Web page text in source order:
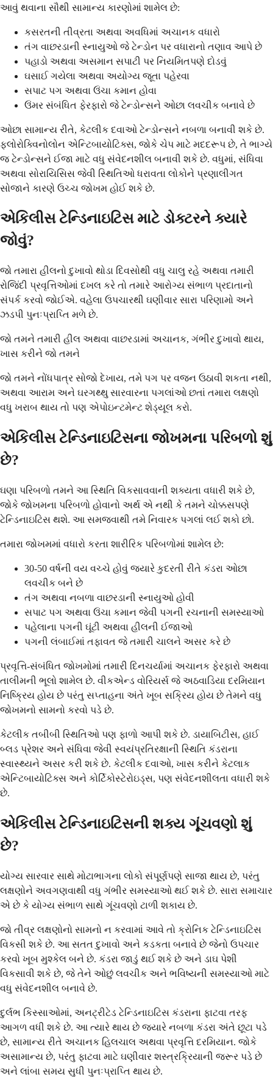
આવું થવાના સૌથી સામાન્ય કારણોમાં શામેલ છે:
કસરતની તીવ્રતા અથવા અવધિમાં અચાનક વધારો
તંગ વાછરડાની સ્નાયુઓ જે ટેન્ડોન પર વધારાનો તણાવ આપે છે
પહાડો અથવા અસમાન સપાટી પર નિયમિતપણે દોડવું
ઘસાઈ ગયેલા અથવા અયોગ્ય જૂતા પહેરવા
સપાટ પગ અથવા ઉંચા કમાન હોવા
ઉંમર સંબંધિત ફેરફારો જે ટેન્ડોન્સને ઓછા લવચીક બનાવે છે
ઓછા સામાન્ય રીતે, કેટલીક દવાઓ ટેન્ડોન્સને નબળા બનાવી શકે છે.
ફ્લોરોક્વિનોલોન એન્ટિબાયોટિક્સ, જોકે ચેપ માટે મદદરૂપ છે, તે ભાગ્યે
જ ટેન્ડોન્સને ઈજા માટે વધુ સંવેદનશીલ બનાવી શકે છે. વધુમાં, સંધિવા
અથવા સોરાયિસિસ જેવી સ્થિતિઓ ધરાવતા લોકોને પ્રણાલીગત
સોજાને કારણે ઉચ્ચ જોખમ હોઈ શકે છે.
એકિલીસ ટેન્ડિનાઇટિસ માટે ડોક્ટરને ક્યારે
જોવું?
જો તમારા હીલનો દુખાવો થોડા દિવસોથી વધુ ચાલુ રહે અથવા તમારી
રોજિંદી પ્રવૃત્તિઓમાં દખલ કરે તો તમારે આરોગ્ય સંભાળ પ્રદાતાનો
સંપર્ક કરવો જોઈએ. વહેલા ઉપચારથી ઘણીવાર સારા પરિણામો અને
ઝડપી પુનઃપ્રાપ્તિ મળે છે.
જો તમને તમારી હીલ અથવા વાછરડામાં અચાનક, ગંભીર દુખાવો થાય,
ખાસ કરીને જો તમને
જો તમને નોંધપાત્ર સોજો દેખાય, તમે પગ પર વજન ઉઠાવી શકતા નથી,
અથવા આરામ અને ઘરગથ્થુ સારવારના પગલાંઓ છતાં તમારા લક્ષણો
વધુ ખરાબ થાય તો પણ એપોઇન્ટમેન્ટ શેડ્યૂલ કરો.
એકિલીસ ટેન્ડિનાઇટિસના જોખમના પરિબળો શું
છે?
ઘણા પરિબળો તમને આ સ્થિતિ વિકસાવવાની શક્યતા વધારી શકે છે,
જોકે જોખમના પરિબળો હોવાનો અર્થ એ નથી કે તમને ચોક્કસપણે
ટેન્ડિનાઇટિસ થશે. આ સમજવાથી તમે નિવારક પગલાં લઈ શકો છો.
તમારા જોખમમાં વધારો કરતા શારીરિક પરિબળોમાં શામેલ છે:
30-50 વર્ષની વય વચ્ચે હોવું જ્યારે કુદરતી રીતે કંડરા ઓછા
લવચીક બને છે
તંગ અથવા નબળા વાછરડાની સ્નાયુઓ હોવી
સપાટ પગ અથવા ઉંચા કમાન જેવી પગની રચનાની સમસ્યાઓ
પહેલાના પગની ઘૂંટી અથવા હીલની ઈજાઓ
પગની લંબાઈમાં તફાવત જે તમારી ચાલને અસર કરે છે
પ્રવૃત્તિ-સંબંધિત જોખમોમાં તમારી દિનચર્યામાં અચાનક ફેરફારો અથવા
તાલીમની ભૂલો શામેલ છે. વીકએન્ડ વોરિયર્સ જે અઠવાડિયા દરમિયાન
નિષ્ક્રિય હોય છે પરંતુ સપ્તાહના અંતે ખૂબ સક્રિય હોય છે તેમને વધુ
જોખમનો સામનો કરવો પડે છે.
કેટલીક તબીબી સ્થિતિઓ પણ ફાળો આપી શકે છે. ડાયાબિટીસ, હાઈ
બ્લડ પ્રેશર અને સંધિવા જેવી સ્વયંપ્રતિરક્ષાની સ્થિતિ કંડરાના
સ્વાસ્થ્યને અસર કરી શકે છે. કેટલીક દવાઓ, ખાસ કરીને કેટલાક
એન્ટિબાયોટિક્સ અને કોર્ટિકોસ્ટેરોઇડ્સ, પણ સંવેદનશીલતા વધારી શકે
છે.
એકિલીસ ટેન્ડિનાઇટિસની શક્ય ગૂંચવણો શું
છે?
યોગ્ય સારવાર સાથે મોટાભાગના લોકો સંપૂર્ણપણે સાજા થાય છે, પરંતુ
લક્ષણોને અવગણવાથી વધુ ગંભીર સમસ્યાઓ થઈ શકે છે. સારા સમાચાર
એ છે કે યોગ્ય સંભાળ સાથે ગૂંચવણો ટાળી શકાય છે.
જો તીવ્ર લક્ષણોનો સામનો ન કરવામાં આવે તો ક્રોનિક ટેન્ડિનાઇટિસ
વિકસી શકે છે. આ સતત દુખાવો અને કડકતા બનાવે છે જેનો ઉપચાર
કરવો ખૂબ મુશ્કેલ બને છે. કંડરા જાડું થઈ શકે છે અને ડાઘ પેશી
વિકસાવી શકે છે, જે તેને ઓછું લવચીક અને ભવિષ્યની સમસ્યાઓ માટે
વધુ સંવેદનશીલ બનાવે છે.
દુર્લભ કિસ્સાઓમાં, અનટ્રીટેડ ટેન્ડિનાઇટિસ કંડરાના ફાટવા તરફ
આગળ વધી શકે છે. આ ત્યારે થાય છે જ્યારે નબળા કંડરા અંતે છૂટા પડે
છે, સામાન્ય રીતે અચાનક હિલચાલ અથવા પ્રવૃત્તિ દરમિયાન. જોકે
અસામાન્ય છે, પરંતુ ફાટવા માટે ઘણીવાર શસ્ત્રક્રિયાની જરૂર પડે છે
અને લાંબા સમય સુધી પુનઃપ્રાપ્તિ થાય છે.